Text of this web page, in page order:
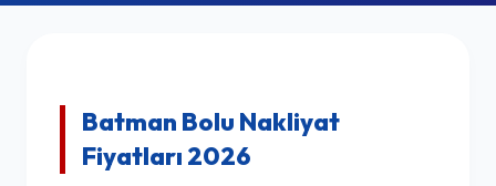
Batman Bolu Nakliyat
Fiyatları 2026